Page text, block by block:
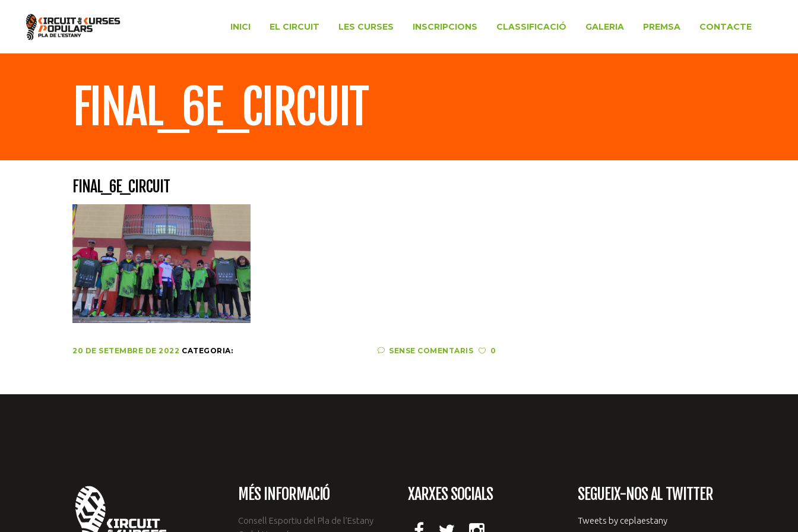
INICI EL CIRCUIT LES CURSES INSCRIPCIONS CLASSIFICACIÓ GALERIA PREMSA CONTACTE
FINAL_6E_CIRCUIT
FINAL_6E_CIRCUIT
20 DE SETEMBRE DE 2022 CATEGORIA: SENSE COMENTARIS 0
MÉS INFORMACIÓ
Consell Esportiu del Pla de l’Estany
XARXES SOCIALS SEGUEIX-NOS AL TWITTER
Tweets by ceplaestany